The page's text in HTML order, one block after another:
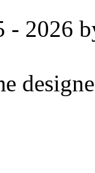
2026